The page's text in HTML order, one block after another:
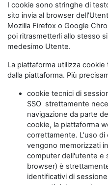
I cookie sono stringhe di
sito invia al browser
Mozilla Firefox o Google
poi ritrasmetterli allo stesso
medesimo Utente.
La piattaforma utilizza
dalla piattaforma. Più
cookie tecnici di
SSO strettamente
navigazione da parte
cookie, la piattaforma
correttamente. L'uso
vengono memorizzati
computer dell'utente e
browser) è
identificativi di